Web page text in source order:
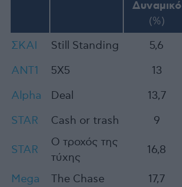
Δυναμικό
(%)
ΣΚΑΙ
Still Standing 5,6
ΑNT1
5X5 13
Alpha
Deal 13,7
SΤΑR
Cash or trash 9
STAR
Ο τροχός της
τύχης
16,8
Mega The Chase 17,7